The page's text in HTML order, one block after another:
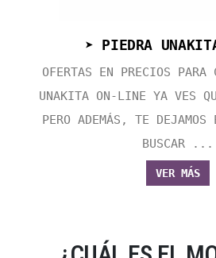
➤ PIEDRA
OFERTAS EN PRECIOS PARA
UNAKITA ON-LINE YA VES
PERO ADEMÁS, TE DEJAMOS
BUSCAR ...
VER MÁS